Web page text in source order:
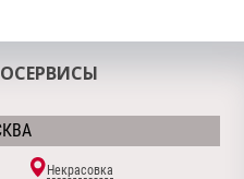
Некрасовка